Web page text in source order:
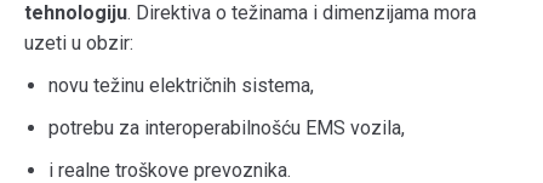
tehnologiju. Direktiva o težinama i dimenzijama mora
uzeti u obzir:
novu težinu električnih sistema,
potrebu za interoperabilnošću EMS vozila,
i realne troškove prevoznika.